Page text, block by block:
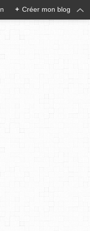
+ Créer mon blog